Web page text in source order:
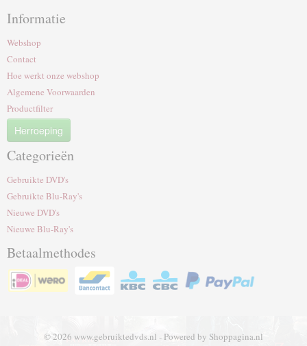
Informatie
Webshop
Contact
Hoe werkt onze webshop
Algemene Voorwaarden
Productfilter
Herroeping
Categorieën
Gebruikte DVD's
Gebruikte Blu-Ray's
Nieuwe DVD's
Nieuwe Blu-Ray's
Betaalmethodes
© 2026 www.gebruiktedvds.nl - Powered by Shoppagina.nl